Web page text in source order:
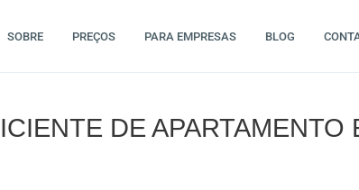
SOBRE PREÇOS PARA EMPRESAS BLOG
DE APARTAMENTO